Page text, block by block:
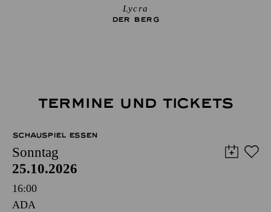
Lycra
DER BERG
TERMINE UND TICKETS
SCHAUSPIEL ESSEN
Sonntag
25.10.2026
16:00
ADA